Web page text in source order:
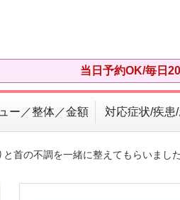
当日予約OK/毎日
ー／整体／金額 対応症状/疾患
首の不調を一緒に整えてもらいました